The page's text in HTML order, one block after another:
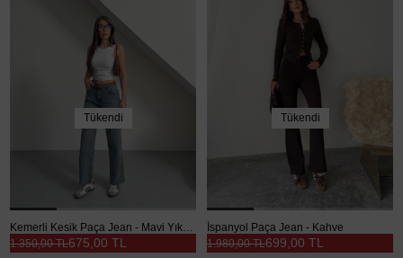
Tükendi
Kemerli Kesik Paça Jean - Mavi Yıkama
675,00 TL
1.350,00 TL
Tükendi
İspanyol Paça Jean - Kahve
699,00 TL
1.980,00 TL